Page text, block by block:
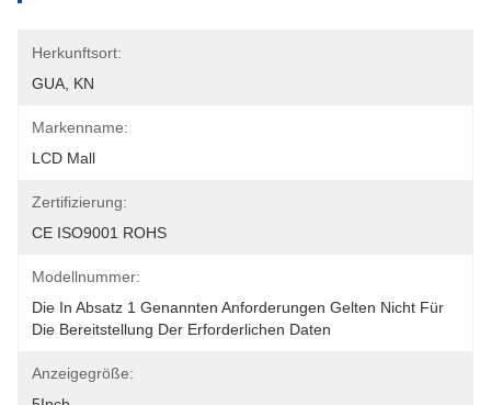
Herkunftsort:
GUA, KN
Markenname:
LCD Mall
Zertifizierung:
CE ISO9001 ROHS
Modellnummer:
Die In Absatz 1 Genannten Anforderungen Gelten Nicht Für
Die Bereitstellung Der Erforderlichen Daten
Anzeigegröße: